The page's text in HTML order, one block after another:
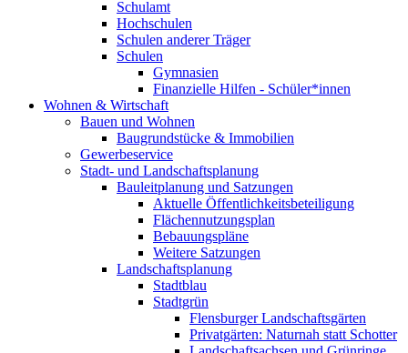
Schulamt
Hochschulen
Schulen anderer Träger
Schulen
Gymnasien
Finanzielle Hilfen - Schüler*innen
Wohnen & Wirtschaft
Bauen und Wohnen
Baugrundstücke & Immobilien
Gewerbeservice
Stadt- und Landschaftsplanung
Bauleitplanung und Satzungen
Aktuelle Öffentlichkeitsbeteiligung
Flächennutzungsplan
Bebauungspläne
Weitere Satzungen
Landschaftsplanung
Stadtblau
Stadtgrün
Flensburger Landschaftsgärten
Privatgärten: Naturnah statt Schotter